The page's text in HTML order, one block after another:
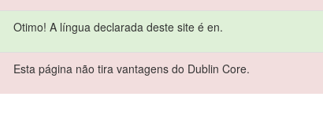
Otimo! A língua declarada deste site é en.
Esta página não tira vantagens do Dublin Core.